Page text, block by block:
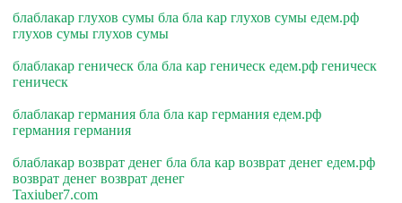
блаблакар глухов сумы бла бла кар глухов сумы едем.рф
глухов сумы глухов сумы
блаблакар геническ бла бла кар геническ едем.рф геническ
геническ
блаблакар германия бла бла кар германия едем.рф
германия германия
блаблакар возврат денег бла бла кар возврат денег едем.рф
возврат денег возврат денег
Taxiuber7.com